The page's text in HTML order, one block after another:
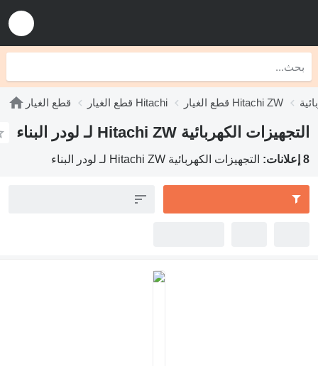
قطع الغيار قطع الغيار Hitachi قطع الغيار Hitachi ZW
التجهيزات الكهربائية Hitachi ZW لـ لودر البناء
8 إعلانات: التجهيزات الكهربائية Hitachi ZW لـ لودر البناء